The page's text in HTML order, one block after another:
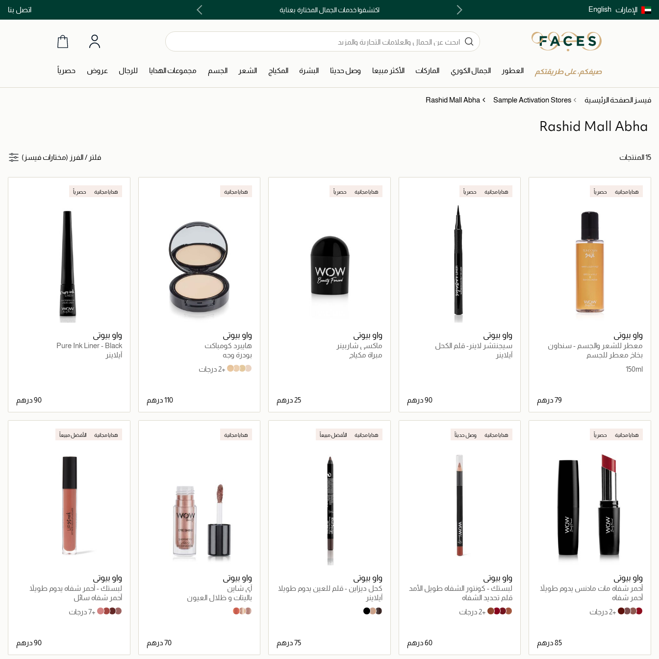
الإمارات English اتصل بنااشتري الآن و ادفع لاحقاً مع تابي و تمارا! اكتشفوا خدمات الجمال المختارة بعناية توصيل سريع على جميع الطلبات ما فوق 299 درهم
صيفكم، على طريقتكم العطور الجمال الكوري الماركات الأكثر مبيعا وصل حديثا البشرة المكياج الشعر الجسم مجموعات الهدايا للرجال عروض حصرياً
فيسز الصفحة الرئيسية Sample Activation Stores
Rashid Mall Abha
Rashid Mall Abha
15 المنتجات فلتر /الفرز (مختارات فيسز)
هدايا مجانية حصرياً
واو بيوتي
معطر للشعر والجسم - سنداون
سلك 150مل
بخاخ معطر للجسم
150ml
جاري تحميل التفاصيل
هدايا مجانية حصرياً
واو بيوتي
سيجنتشر لاينر- قلم الكحل
آيلاينر
⁦90⁩ درهم
جاري تحميل التفاصيل
هدايا مجانية حصرياً
واو بيوتي
ماكسي شاربينر
مبراة مكياج
جاري تحميل التفاصيل
هدايا مجانية
واو بيوتي
هايبرد كومباكت
بودرة وجه
101
102
103
104 +2 درجات
⁦110⁩ درهم
جاري تحميل التفاصيل
هدايا مجانية حصرياً
واو بيوتي
Pure Ink Liner - Black
آيلاينر
جاري تحميل التفاصيل
هدايا مجانية حصرياً
واو بيوتي
أحمر شفاه مات مادنس يدوم طويلاً
أحمر شفاه
Red Alert
Wild Wood
Rose Daze
Brick Buzz
+2 درجات
هدايا مجانية وصل حديثاً
واو بيوتي
لبستك - كونتور الشفاه طويل الأمد
قلم تحديد الشفاه
Very Henna
Very Chili
Very Intense
Very Breezy
+2 درجات
⁦60⁩ درهم
هدايا مجانية الأفضل مبيعاً
واو بيوتي
كحل ديزاين - قلم للعين يدوم طويلا
آيلاينر
Sweet Bunni
Caramel
Black
هدايا مجانية
واو بيوتي
آي شاين
باليتات و ظلال العيون
Almaz
Zahab
Nuhas
⁦70⁩ درهم
هدايا مجانية الأفضل مبيعاً
واو بيوتي
لبستك - أحمر شفاه يدوم طويلاً
أحمر شفاه سائل
Asmar Heat
Castana Crunch
Henna Stain
Oud Rose
+7 درجات